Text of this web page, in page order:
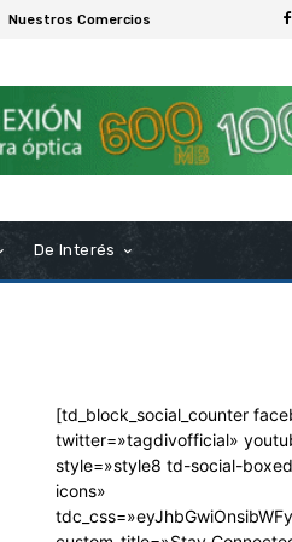
Nuestros Comercios
De Interés
[td_block_social_counter
twitter=»tagdivofficial»
style=»style8 td-social-
icons»